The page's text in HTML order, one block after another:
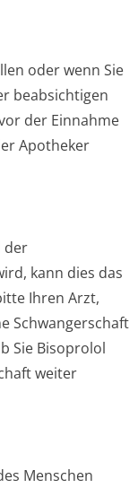
oder wenn Sie
beabsichtigen
der Einnahme
Apotheker
der
kann dies das
Ihren Arzt,
Schwangerschaft
Sie Bisoprolol
weiter
Menschen